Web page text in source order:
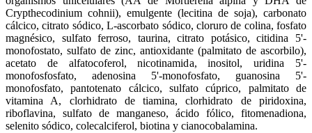
Crypthecodinium cohnii), emulgente (lecitina de soja), carbonato
cálcico, citrato sódico, L-ascorbato sódico, cloruro de colina, fosfato
magnésico, sulfato ferroso, taurina, citrato potásico, citidina 5'-
monofostato, sulfato de zinc, antioxidante (palmitato de ascorbilo),
acetato de alfatocoferol, nicotinamida, inositol, uridina 5'-
monofosfosfato, adenosina 5'-monofosfato, guanosina 5'-
monofosfato, pantotenato cálcico, sulfato cúprico, palmitato de
vitamina A, clorhidrato de tiamina, clorhidrato de piridoxina,
riboflavina, sulfato de manganeso, ácido fólico, fitomenadiona,
selenito sódico, colecalciferol, biotina y cianocobalamina.